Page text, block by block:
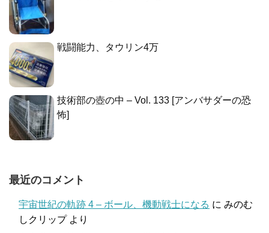
戦闘能力、タウリン4万
技術部の壺の中 – Vol. 133 [アンバサダーの恐
怖]
最近のコメント
宇宙世紀の軌跡 4 – ボール、機動戦士になる に みのむ
しクリップより